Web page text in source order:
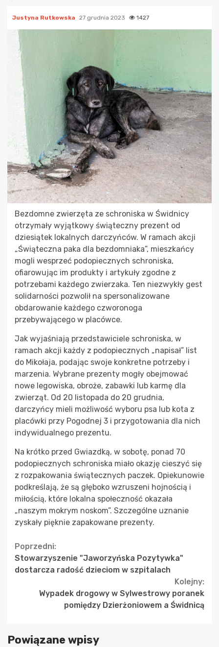
Justyna Rutkowska 27 grudnia 2023 1427
Bezdomne zwierzęta ze schroniska w Świdnicy
otrzymały wyjątkowy świąteczny prezent od
dziesiątek lokalnych darczyńców. W ramach akcji
„Świąteczna paka dla bezdomniaka”, mieszkańcy
mogli wesprzeć podopiecznych schroniska,
ofiarowując im produkty i artykuły zgodne z
potrzebami każdego zwierzaka. Ten niezwykły gest
solidarności pozwolił na spersonalizowane
obdarowanie każdego czworonoga
przebywającego w placówce.
Jak wyjaśniają przedstawiciele schroniska, w
ramach akcji każdy z podopiecznych „napisał” list
do Mikołaja, podając swoje konkretne potrzeby i
marzenia. Wybrane prezenty mogły obejmować
nowe legowiska, obroże, zabawki lub karmę dla
zwierząt. Od 20 listopada do 20 grudnia,
darczyńcy mieli możliwość wyboru psa lub kota z
placówki przy Pogodnej 3 i przygotowania dla nich
indywidualnego prezentu.
Na krótko przed Gwiazdką, w sobotę, ponad 70
podopiecznych schroniska miało okazję cieszyć się
z rozpakowania świątecznych paczek. Opiekunowie
podkreślają, że są głęboko wzruszeni hojnością i
miłością, które lokalna społeczność okazała
„naszym mokrym noskom”. Szczególne uznanie
zyskały pięknie zapakowane prezenty.
Continue
Reading
Poprzedni:
Stowarzyszenie "Jaworzyńska Pozytywka"
dostarcza radość dzieciom w szpitalach
Kolejny:
Wypadek drogowy w Sylwestrowy poranek
pomiędzy Dzierżoniowem a Świdnicą
Powiązane wpisy